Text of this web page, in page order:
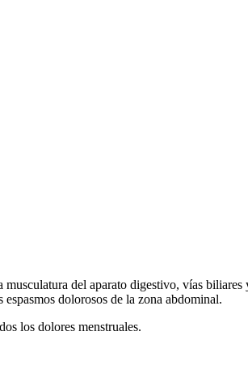
del aparato digestivo, vías
dolorosos de la zona abdominal.
los dolores menstruales.